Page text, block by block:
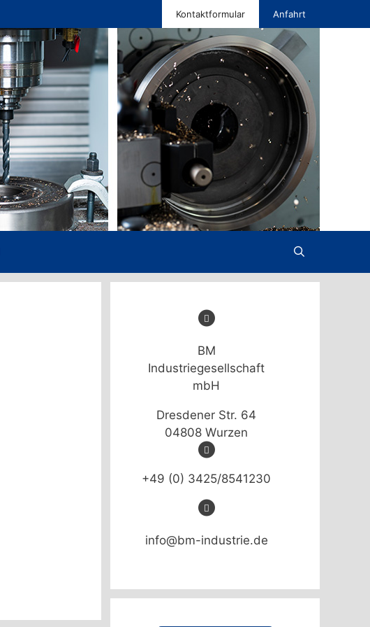
Kontaktformular Anfahrt
BM
Industriegesellschaft
mbH
Dresdener Str. 64
04808 Wurzen
+49 (0) 3425/8541230
info@bm-industrie.de